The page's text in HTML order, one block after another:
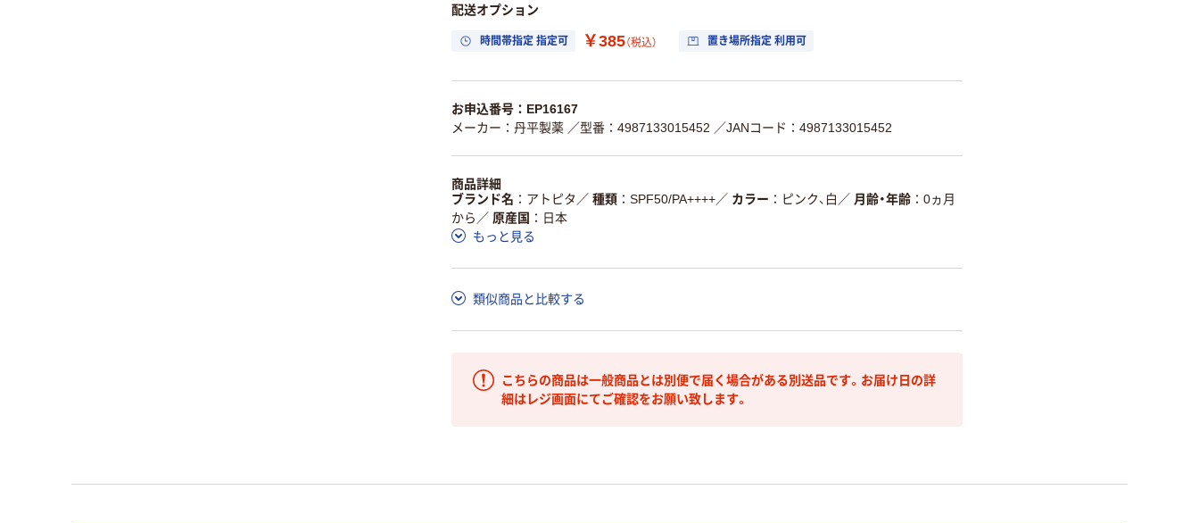
配送オプション
時間帯指定 指定可 ￥385（税込） 置き場所指定 利用可
お申込番号：EP16167
メーカー：丹平製薬 ／型番：4987133015452 ／JANコード：4987133015452
商品詳細
ブランド名
アトピタ ／ 種類 SPF50/PA++++／ カラー ピンク、白 ／ 月齢・年齢
0ヵ月
から ／ 原産国
日本
もっと見る
類似商品と比較する
こちらの商品は一般商品とは別便で届く場合がある別送品です。お届け日の詳
細はレジ画面にてご確認をお願い致します。